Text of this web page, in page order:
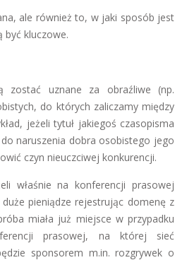
ale również to, w jaki sposób jest
być kluczowe.
uznane za obraźliwe (np.
do których zaliczamy między
jeżeli tytuł jakiegoś czasopisma
naruszenia dobra osobistego jego
czyn nieuczciwej konkurencji.
właśnie na konferencji prasowej
pieniądze rejestrując domenę z
miała już miejsce w przypadku
prasowej, na której sieć
sponsorem m.in. rozgrywek o